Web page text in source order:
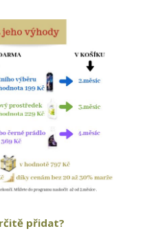
přidat?